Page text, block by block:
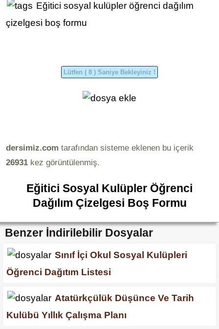
Eğitici sosyal kulüpler öğrenci dağılım
çizelgesi boş formu
dersimiz.com tarafından sisteme eklenen bu içerik
26931 kez görüntülenmiş.
Eğitici Sosyal Kulüpler Öğrenci
Dağılım Çizelgesi Boş Formu
Benzer İndirilebilir Dosyalar
Sınıf İçi Okul Sosyal Kulüpleri
Öğrenci Dağıtım Listesi
Atatürkçülük Düşünce Ve Tarih
Kulübü Yıllık Çalışma Planı